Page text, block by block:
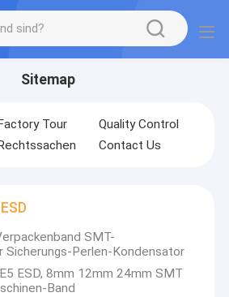
Sitemap
Tour
Quality Control
Rechtssachen Contact Us
SMT-
Sicherungs-Perlen-Kondensator
ESD, 8mm 12mm 24mm SMT
Band